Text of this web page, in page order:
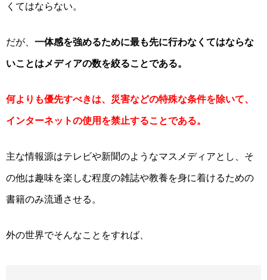
くてはならない。
だが、 一体感を強めるために最も先に行わなくてはならな
いことはメディアの数を絞ることである。
何よりも優先すべきは、災害などの特殊な条件を除いて、
インターネットの使用を禁止することである。
主な情報源はテレビや新聞のようなマスメディアとし、そ
の他は趣味を楽しむ程度の雑誌や教養を身に着けるための
書籍のみ流通させる。
外の世界でそんなことをすれば、